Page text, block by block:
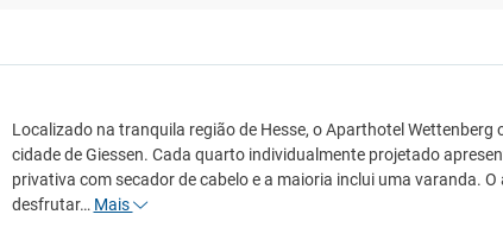
Localizado na tranquila região de Hesse, o Aparthotel
cidade de Giessen. Cada quarto individualmente projetado
privativa com secador de cabelo e a maioria inclui uma varanda.
desfrutar… Mais